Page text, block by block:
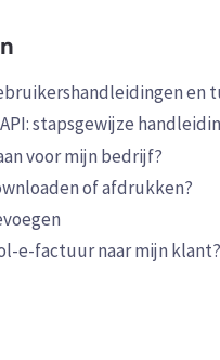
en
stapsgewijze
voor mijn bedrijf?
of afdrukken?
e-factuur naar mijn klant?